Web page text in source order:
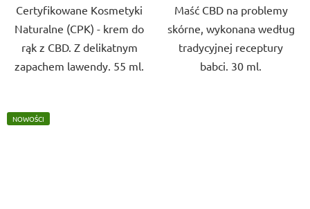
gwiazdek.
Certyfikowane Kosmetyki
Naturalne (CPK) - krem do
rąk z CBD. Z delikatnym
zapachem lawendy. 55 ml.
gwiazdek.
Maść CBD na problemy
skórne, wykonana według
tradycyjnej receptury
babci. 30 ml.
NOWOŚCI